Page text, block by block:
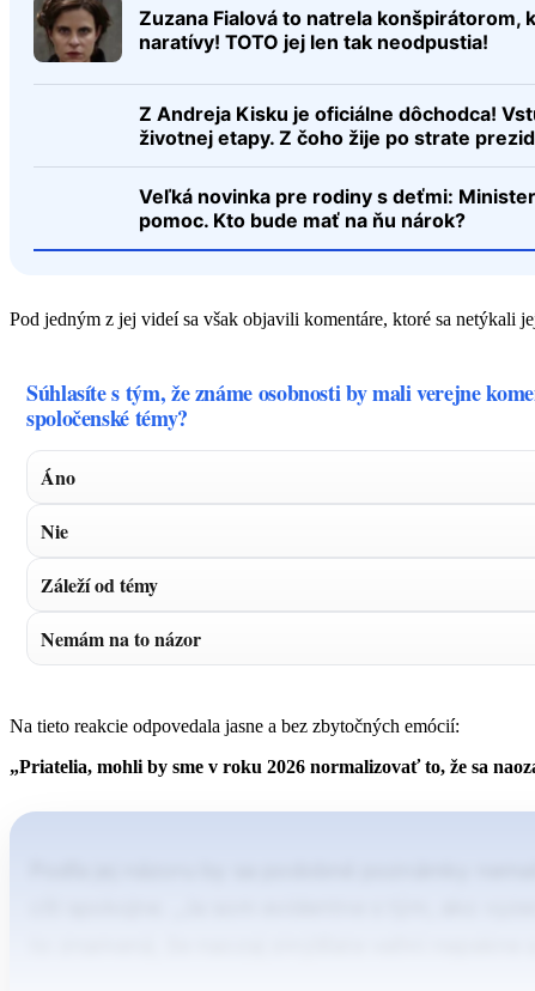
Zuzana Fialová to natrela konšpirátorom,
naratívy! TOTO jej len tak neodpustia!
Z Andreja Kisku je oficiálne dôchodca!
životnej etapy. Z čoho žije po strate
Veľká novinka pre rodiny s deťmi:
pomoc. Kto bude mať na ňu nárok?
Pod jedným z jej videí sa však objavili komentáre, ktoré sa netýkali
Súhlasíte s tým, že známe osobnosti by mali verejne
spoločenské témy?
Áno
Nie
Záleží od témy
Nemám na to názor
Na tieto reakcie odpovedala jasne a bez zbytočných emócií:
„Priatelia, mohli by sme v roku 2026 normalizovať to, že sa
to znamená, že naozaj zmýšľate veľmi nepekne